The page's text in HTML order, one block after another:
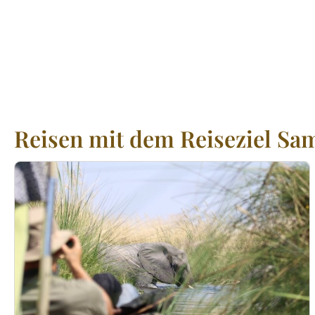
Reisen mit dem Reiseziel